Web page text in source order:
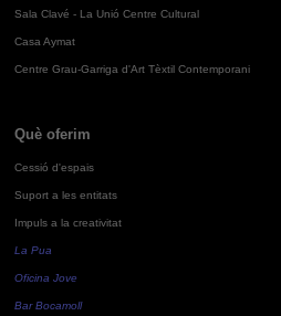
Sala Clavé - La Unió Centre Cultural
Casa Aymat
Centre Grau-Garriga d'Art Tèxtil Contemporani
Què oferim
Cessió d'espais
Suport a les entitats
Impuls a la creativitat
La Pua
Oficina Jove
Bar Bocamoll